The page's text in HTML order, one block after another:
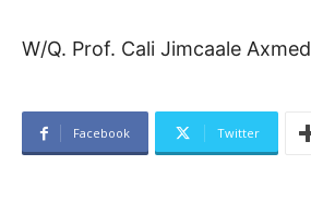
W/Q. Prof. Cali Jimcaale Axmed
Facebook Twitter